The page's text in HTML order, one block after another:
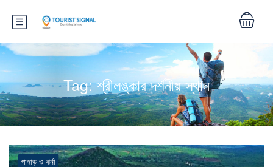
Tag:শ্রীলঙ্কার দর্শনীয় স্থান
পাহাড় ও ঝর্না